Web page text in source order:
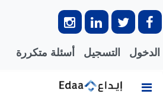
الدخول التسجيل أسئلة متكررة